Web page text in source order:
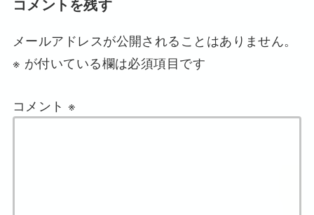
コメントを残す
メールアドレスが公開されることはありません。
※ が付いている欄は必須項目です
コメント ※